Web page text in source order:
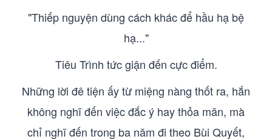
"Thiếp nguyện dùng cách khác để hầu hạ bệ
hạ..."
Tiêu Trình tức giận đến cực điểm.
Những lời đê tiện ấy từ miệng nàng thốt ra, hắn
không nghĩ đến việc đắc ý hay thỏa mãn, mà
chỉ nghĩ đến trong ba năm đi theo Bùi Quyết,